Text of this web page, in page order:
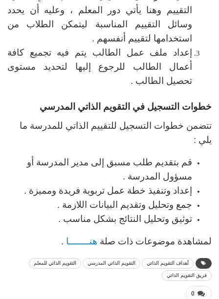
التقييم وهنا يأتي دور المعلم ، وعليه أن يحدد
وسائل التقييم المناسبة ليتمكن الطلاب من
استخدامها لتقييم أنفسهم .
إعداد ملف عمل الطالب يتم فيه تجميع كافة
أعمال الطالب للرجوع إليها لتحديد مستوى
تحصيل الطالب .
خطوات التسجيل في التقويم الذاتي المدرسي
تتضمن خطوات التسجيل للتقييم الذاتي للمدرسة ما
يلي :
قم بتقديم طلب مسبق إلى مدير المدرسة أو
مسؤول المدرسة .
إعداد وتنفيذ خطة عمل تربوية فريدة ومميزة .
جمع وتحليل وتقديم البيانات اللازمة .
توثيق وتحليل النتائج بشكل مناسب .
لمشاهدة موضوعات ذات صلة هنـــــــا .
أهداف التقويم الذاتي التقويم الذاتي المدرسي التقويم الذاتي للمعلم
فريق التقويم الذاتي
0